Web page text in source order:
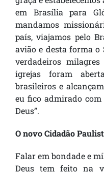
em Brasília para
mandamos
país, viajamos pelo
avião e desta forma
verdadeiros
igrejas foram
brasileiros e
eu fico admirado
Deus”.
O novo Cidadão
Falar em bondade e
Deus tem feito na